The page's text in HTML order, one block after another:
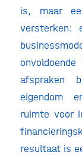
is, maar
versterken:
afspraken
eigendom
ruimte voor
resultaat is